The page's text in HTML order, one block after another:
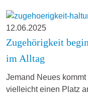
12.06.2025
Zugehörigkeit
im Alltag
Jemand Neues
vielleicht einen Platz